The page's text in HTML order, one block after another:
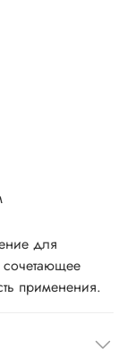
для
применения.